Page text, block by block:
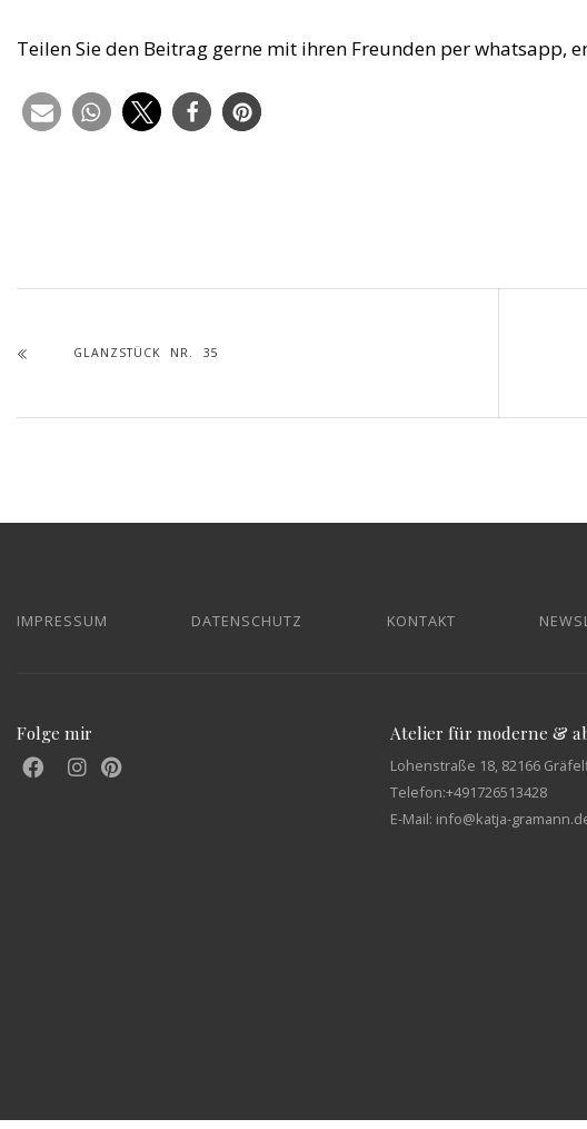
Teilen Sie den Beitrag gerne mit ihren Freunden per whatsapp,
GLANZSTÜCK NR. 35
IMPRESSUM DATENSCHUTZ KONTAKT
Folge mir Atelier für moderne &
Lohenstraße 18, 82166
Telefon:+491726513428
E-Mail: info@katja-